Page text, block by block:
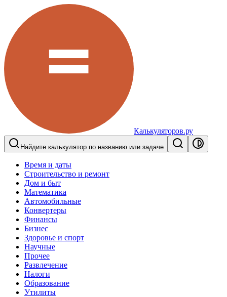
Калькуляторов.ру
Найдите калькулятор по названию или задаче
Время и даты
Строительство и ремонт
Дом и быт
Математика
Автомобильные
Конвертеры
Финансы
Бизнес
Здоровье и спорт
Научные
Прочее
Развлечение
Налоги
Образование
Утилиты